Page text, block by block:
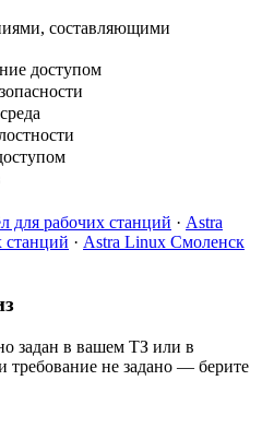
составляющими
доступом
для рабочих станций · Astra
станций · Astra Linux Смоленск
задан в вашем ТЗ или в
требование не задано — берите